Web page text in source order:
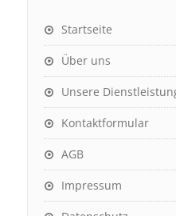
Startseite
Über uns
Unsere
Kontaktformular
AGB
Impressum